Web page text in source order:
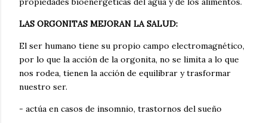
LAS ORGONITAS MEJORAN LA SALUD:
El ser humano tiene su propio campo electromagnético,
por lo que la acción de la orgonita, no se limita a lo que
nos rodea, tienen la acción de equilibrar y trasformar
nuestro ser.
- actúa en casos de insomnio, trastornos del sueño